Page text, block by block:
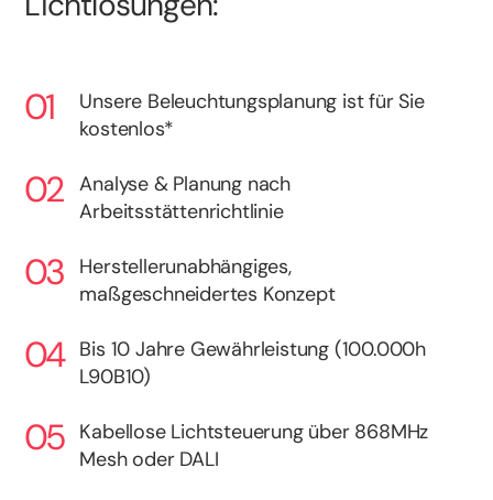
Unsere Beleuchtungsplanung ist für Sie
kostenlos*
Analyse & Planung nach
Arbeitsstättenrichtlinie
Herstellerunabhängiges,
maßgeschneidertes Konzept
Bis 10 Jahre Gewährleistung (100.000h
L90B10)
Kabellose Lichtsteuerung über 868MHz
Mesh oder DALI